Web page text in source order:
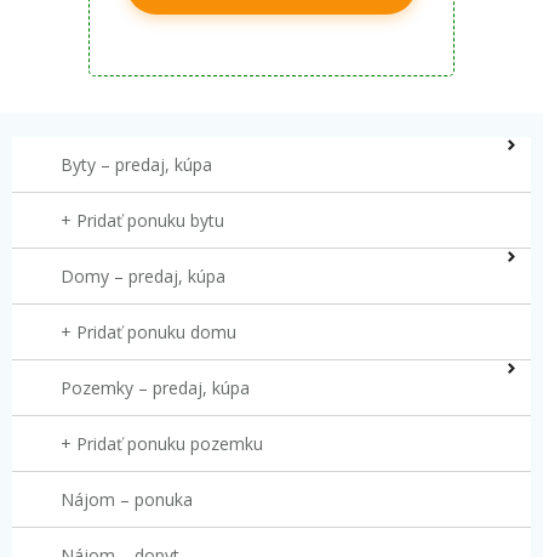
Byty – predaj, kúpa
+ Pridať ponuku bytu
Domy – predaj, kúpa
+ Pridať ponuku domu
Pozemky – predaj, kúpa
+ Pridať ponuku pozemku
Nájom – ponuka